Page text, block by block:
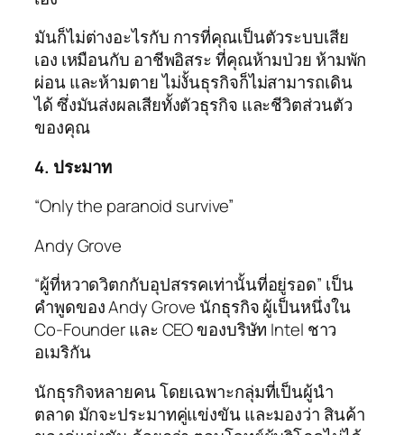
มันก็ไม่ต่างอะไรกับ การที่คุณเป็นตัวระบบเสีย
เอง เหมือนกับ อาชีพอิสระ ที่คุณห้ามป่วย ห้ามพัก
ผ่อน และห้ามตาย ไม่งั้นธุรกิจก็ไม่สามารถเดิน
ได้ ซึ่งมันส่งผลเสียทั้งตัวธุรกิจ และชีวิตส่วนตัว
ของคุณ
4. ประมาท
“Only the paranoid survive”
Andy Grove
“ผู้ที่หวาดวิตกกับอุปสรรคเท่านั้นที่อยู่รอด” เป็น
คำพูดของ Andy Grove นักธุรกิจ ผู้เป็นหนึ่งใน
Co-Founder และ CEO ของบริษัท Intel ชาว
อเมริกัน
นักธุรกิจหลายคน โดยเฉพาะกลุ่มที่เป็นผู้นำ
ตลาด มักจะประมาทคู่แข่งขัน และมองว่า สินค้า